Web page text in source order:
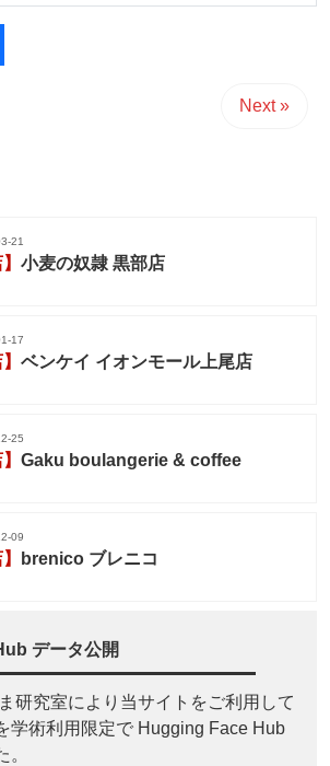
Next »
21
小麦の奴隷 黒部店
17
ベンケイ イオンモール上尾店
25
Gaku boulangerie & coffee
09
brenico ブレニコ
データ公開
研究室により当サイトをご利用して
学術利用限定で Hugging Face Hub